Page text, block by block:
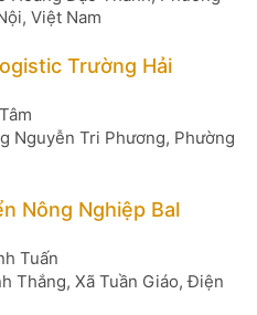
Việt Nam
Trường Hải
Nguyễn Tri Phương, Phường
Nông Nghiệp Bal
Tuấn
Thắng, Xã Tuần Giáo, Điện